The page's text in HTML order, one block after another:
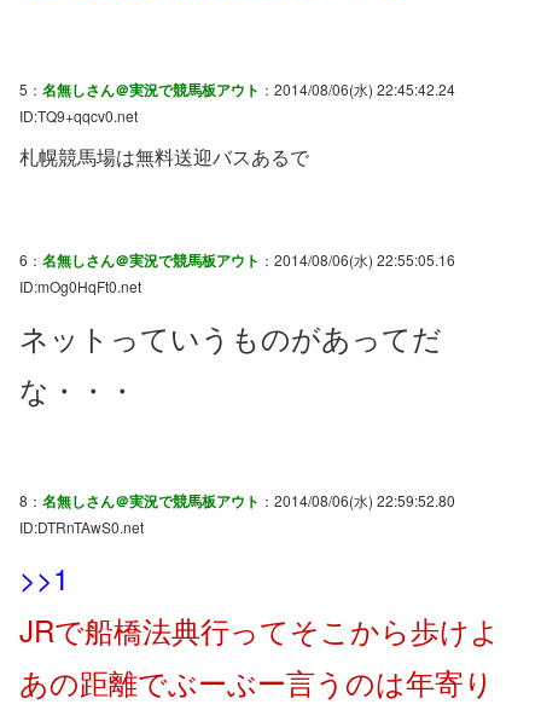
5： 名無しさん＠実況で競馬板アウト ：2014/08/06(水) 22:45:42.24
ID:TQ9+qqcv0.net
札幌競馬場は無料送迎バスあるで
6： 名無しさん＠実況で競馬板アウト ：2014/08/06(水) 22:55:05.16
ID:mOg0HqFt0.net
ネットっていうものがあってだ
な・・・
8： 名無しさん＠実況で競馬板アウト ：2014/08/06(水) 22:59:52.80
ID:DTRnTAwS0.net
>>1
JRで船橋法典行ってそこから歩けよ
あの距離でぶーぶー言うのは年寄り